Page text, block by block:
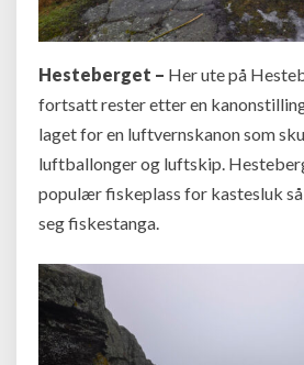
Hesteberget – Her ute på
fortsatt rester etter en
laget for en luftvernskanon som
luftballonger og luftskip.
populær fiskeplass for kastesluk
seg fiskestanga.